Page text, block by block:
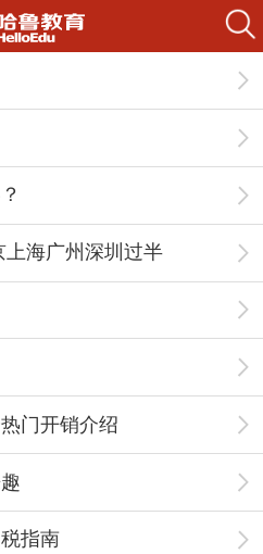
海广州深圳过半
门开销介绍
指南